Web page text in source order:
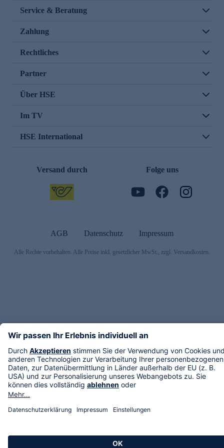
Service & Beratung
Zahlung
Rechtliches
Partner
Über HSE
Im TV
HSE International
Versand durch Folge uns
AGB Datenschutz Impressum
Alle Rechte vorbehalten. Alle Preise inkl. gesetzlicher MwSt., zzgl. Versandkosten.